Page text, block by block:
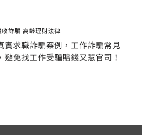
詐騙 高齡理財法律
實求職詐騙案例，工作詐騙常見
避免找工作受騙賠錢又惹官司！